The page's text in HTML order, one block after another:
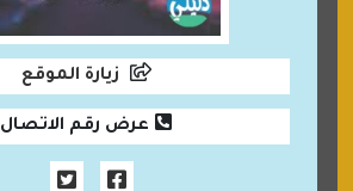
زيارة الموقع
عرض رقم الاتصال